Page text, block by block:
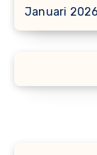
Januari 2026